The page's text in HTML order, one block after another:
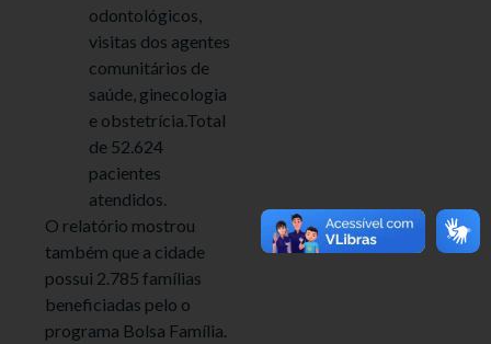
odontológicos,
visitas dos agentes
comunitários de
saúde, ginecologia
e obstetrícia.Total
de 52.624
pacientes
atendidos.
O relatório mostrou
também que a cidade
possui 2.785 famílias
beneficiadas pelo o
programa Bolsa Família.